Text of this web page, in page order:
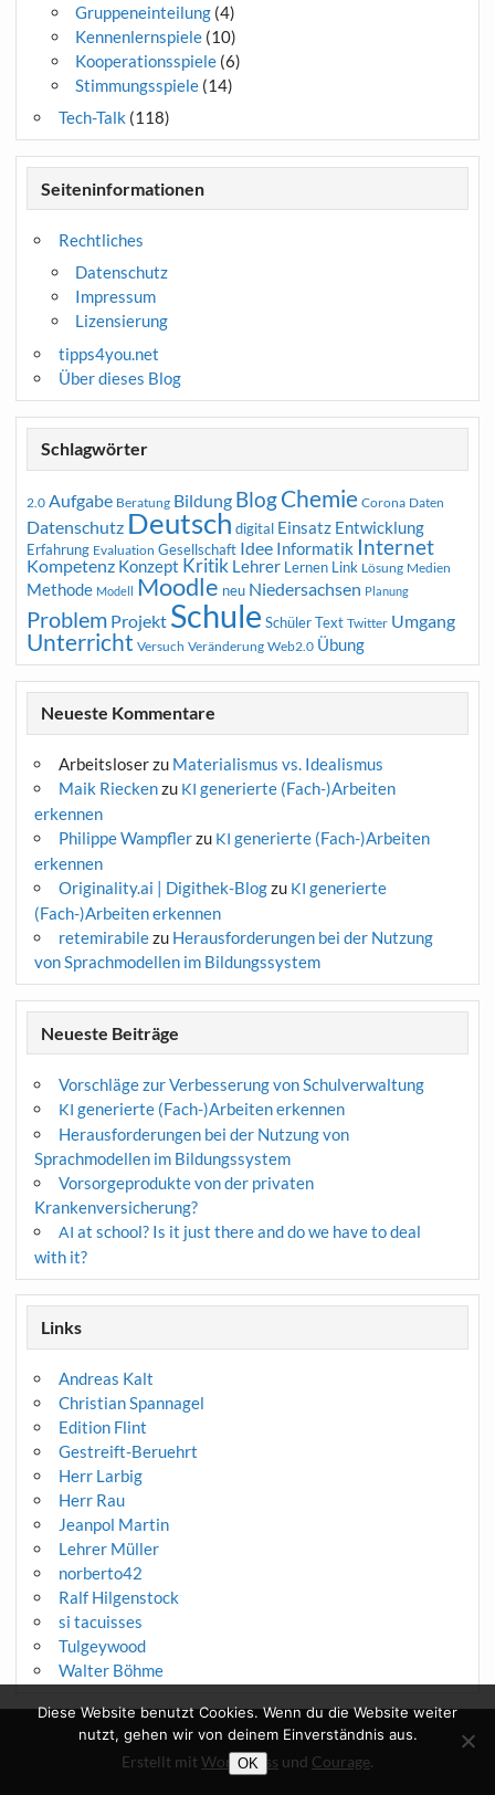
Gruppeneinteilung(4)
Kennenlernspiele(10)
Kooperationsspiele(6)
Stimmungsspiele(14)
Tech-Talk (118)
Seiteninformationen
Rechtliches
Datenschutz
Impressum
Lizensierung
tipps4you.net
Über dieses Blog
Schlagwörter
2.0 Aufgabe Beratung Bildung BlogChemie Corona Daten
Datenschutz Deutsch digital Einsatz Entwicklung
Erfahrung Evaluation Gesellschaft Idee Informatik Internet
Kompetenz Konzept Kritik Lehrer Lernen Link Lösung Medien
Methode Modell Moodle neu Niedersachsen Planung
Problem Projekt Schule Schüler Text Twitter Umgang
Unterricht Versuch Veränderung Web2.0 Übung
Neueste Kommentare
Arbeitsloserzu Materialismus vs. Idealismus
Maik Rieckenzu KI generierte (Fach-)Arbeiten
erkennen
Philippe Wampflerzu KI generierte (Fach-)Arbeiten
erkennen
Originality.ai | Digithek-Blogzu KI generierte
(Fach-)Arbeiten erkennen
retemirabilezu Herausforderungen bei der Nutzung
von Sprachmodellen im Bildungssystem
Neueste Beiträge
Vorschläge zur Verbesserung von Schulverwaltung
KI generierte (Fach-)Arbeiten erkennen
Herausforderungen bei der Nutzung von
Sprachmodellen im Bildungssystem
Vorsorgeprodukte von der privaten
Krankenversicherung?
AI at school? Is it just there and do we have to deal
with it?
Links
Andreas Kalt
Christian Spannagel
Edition Flint
Gestreift-Beruehrt
Herr Larbig
Herr Rau
Jeanpol Martin
Lehrer Müller
norberto42
Ralf Hilgenstock
si tacuisses
Tulgeywood
Walter Böhme
Erstellt mitWordPress und Courage.
Diese Website benutzt Cookies. Wenn du die Website weiter
nutzt, gehen wir von deinem Einverständnis aus.
OK